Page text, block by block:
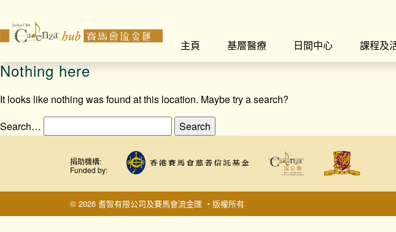
主頁
基層醫療 日間中心 課程及
Nothing here
It looks like nothing was found at this location. Maybe try a search?
Search…
捐助機構:
Funded by:
© 2026 耆智有限公司及賽馬會流金匯 ‧版權所有